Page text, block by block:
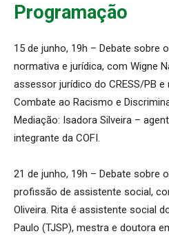
Programação
15 de junho, 19h – Debate sobre
normativa e jurídica, com Wigne
assessor jurídico do CRESS/PB
Combate ao Racismo e
Mediação: Isadora Silveira –
integrante da COFI.
21 de junho, 19h – Debate sobre
profissão de assistente social,
Oliveira. Rita é assistente social
Paulo (TJSP), mestra e doutora